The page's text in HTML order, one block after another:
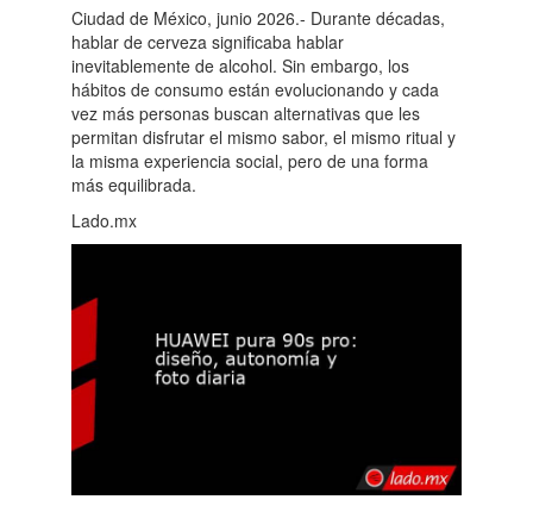
Ciudad de México, junio 2026.- Durante décadas,
hablar de cerveza significaba hablar
inevitablemente de alcohol. Sin embargo, los
hábitos de consumo están evolucionando y cada
vez más personas buscan alternativas que les
permitan disfrutar el mismo sabor, el mismo ritual y
la misma experiencia social, pero de una forma
más equilibrada.
Lado.mx